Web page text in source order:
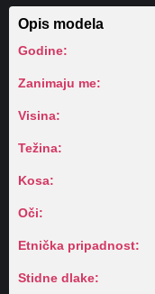
Opis modela
Godine:
Zanimaju me:
Visina:
Težina:
Kosa:
Oči:
Etnička pripadnost:
Stidne dlake: